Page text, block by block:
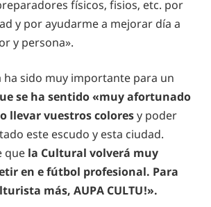
físicos, fisios, etc. por
y por ayudarme a mejorar día a
y persona».
ha sido muy importante para un
se ha sentido «muy afortunado
llevar vuestros coloresy poder
este escudo y esta ciudad.
que la Cultural volverá muy
en e fútbol profesional. Para
más, AUPA CULTU!».